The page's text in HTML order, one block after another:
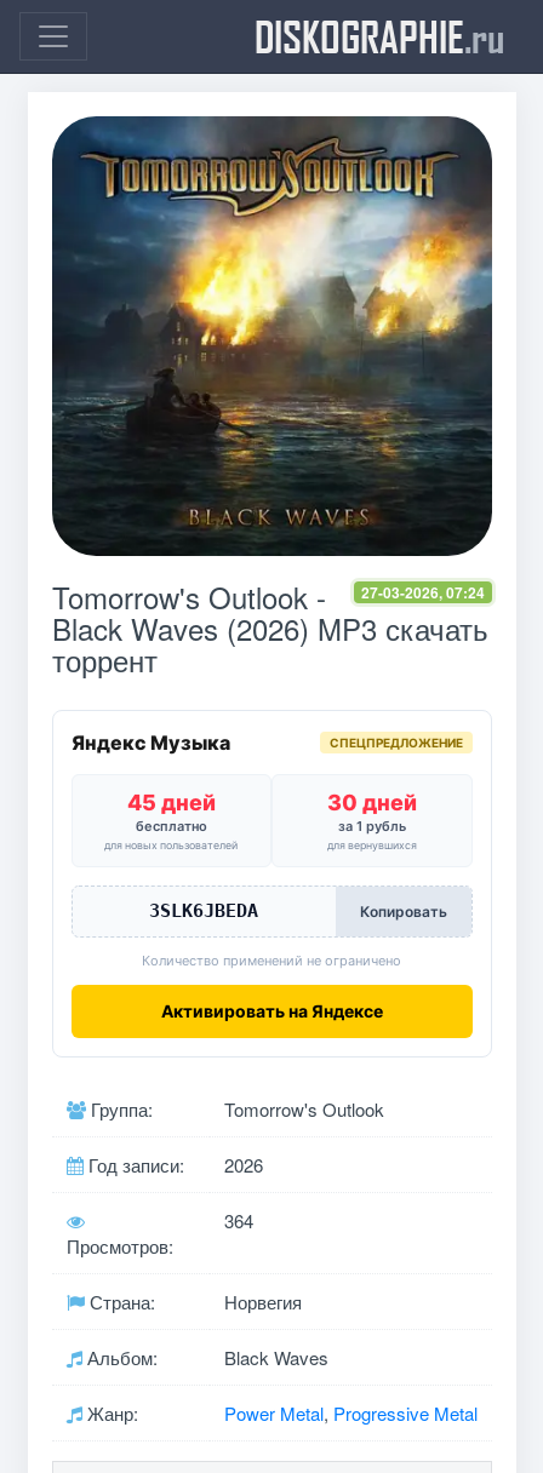
DISKOGRAPHIE.ru
27-03-2026, 07:24
Tomorrow's Outlook -
Black Waves (2026) MP3 скачать
торрент
Яндекс Музыка СПЕЦПРЕДЛОЖЕНИЕ
45 дней
бесплатно
для новых пользователей
30 дней
за 1 рубль
для вернувшихся
3SLK6JBEDA Копировать
Количество применений не ограничено
Активировать на Яндексе
Группа: Tomorrow's Outlook
Год записи: 2026
Просмотров:
364
Страна: Норвегия
Альбом: Black Waves
Жанр: Power Metal, Progressive Metal